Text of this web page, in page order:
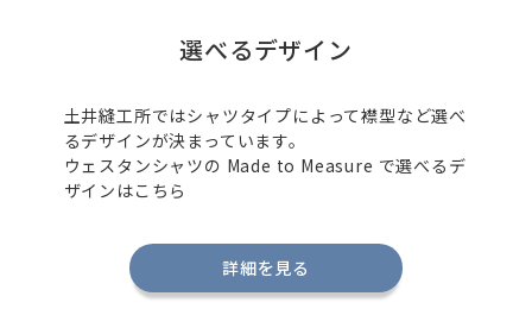
選べるデザイン
土井縫工所ではシャツタイプによって襟型など選べ
るデザインが決まっています。
ウェスタンシャツの Made to Measure で選べるデ
ザインはこちら
詳細を見る